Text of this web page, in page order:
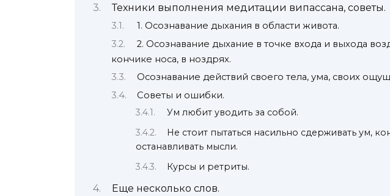
Техники выполнения медитации випассана, советы.
1. Осознавание дыхания в области живота.
2. Осознавание дыхание в точке входа и выхода
кончике носа, в ноздрях.
Осознавание действий своего тела, ума, своих
Советы и ошибки.
Ум любит уводить за собой.
Не стоит пытаться насильно сдерживать ум,
останавливать мысли.
Курсы и ретриты.
Еще несколько слов.